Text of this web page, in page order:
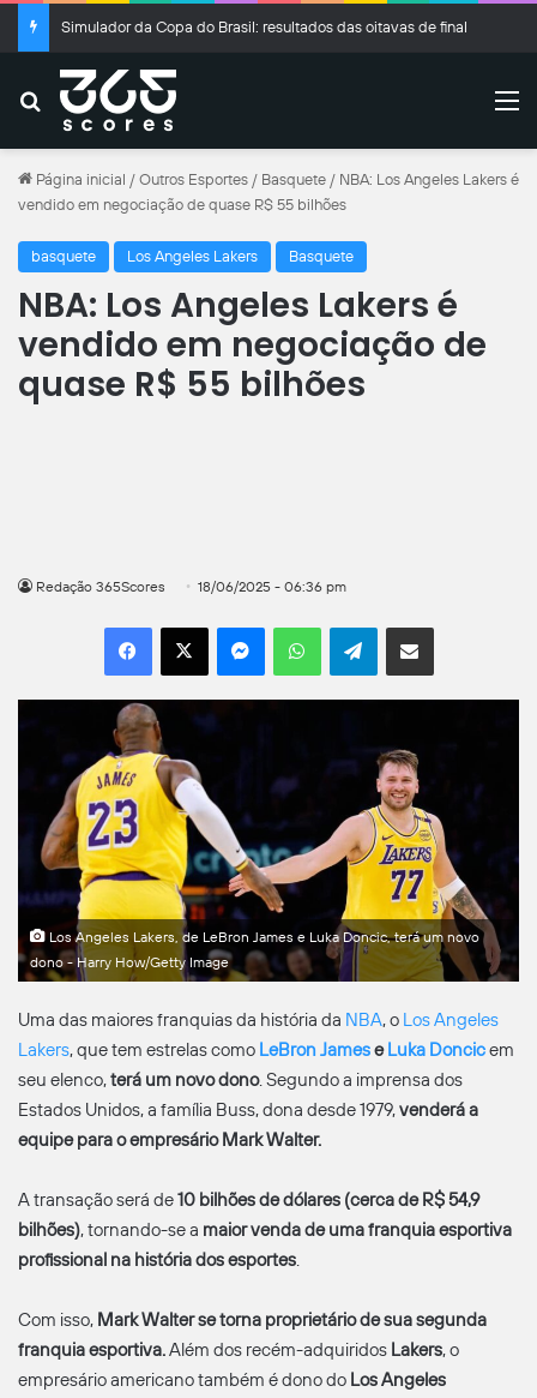
Simulador da Copa do Brasil: resultados das oitavas de final
Buscar
Página inicial / Outros Esportes / Basquete / NBA: Los Angeles Lakers é
vendido em negociação de quase R$ 55 bilhões
basquete Los Angeles Lakers Basquete
NBA: Los Angeles Lakers é
vendido em negociação de
quase R$ 55 bilhões
Redação 365Scores 18/06/2025 - 06:36 pm
Facebook
X MessengerWhatsAppTelegramCompartilhar por e-mail
Los Angeles Lakers, de LeBron James e Luka Doncic, terá um novo
dono - Harry How/Getty Image
Uma das maiores franquias da história da NBA, o Los Angeles
Lakers, que tem estrelas como LeBron JameseLuka Doncicem
seu elenco,terá um novo dono. Segundo a imprensa dos
Estados Unidos, a família Buss, dona desde 1979,venderá a
equipe para o empresário Mark Walter.
A transação será de10 bilhões de dólares (cerca de R$ 54,9
bilhões), tornando-se a maior venda de uma franquia esportiva
profissional na história dos esportes.
Com isso, Mark Walter se torna proprietário de sua segunda
franquia esportiva.Além dos recém-adquiridos Lakers, o
empresário americano também é dono do Los Angeles